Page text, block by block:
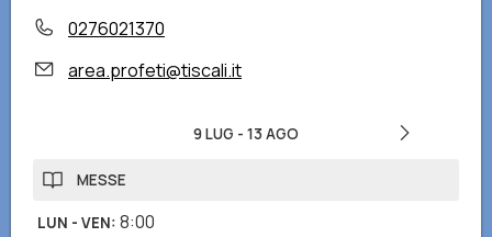
0276021370
area.profeti@tiscali.it
9 LUG - 13 AGO
MESSE
LUN - VEN: 8:00